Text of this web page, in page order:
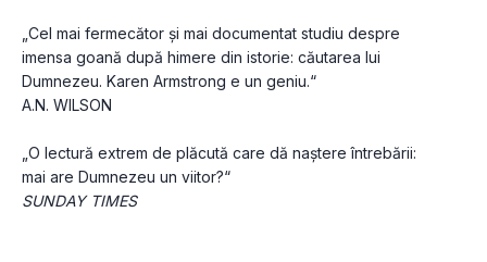
„Cel mai fermecător și mai documentat studiu despre
imensa goană după himere din istorie: căutarea lui
Dumnezeu. Karen Armstrong e un geniu.“
A.N. WILSON
„O lectură extrem de plăcută care dă naștere întrebării:
mai are Dumnezeu un viitor?“
SUNDAY TIMES